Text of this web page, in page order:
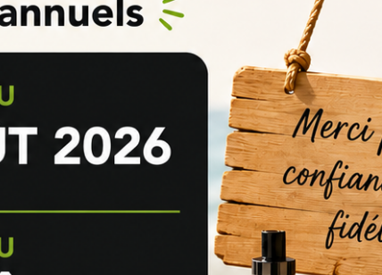
VG format 115 ml
de base pour préparer des e-liquides. Elle peut être mélangée
votre propre e-liquide, il vous suffit de mélanger la base e-
VG format 115 ml
pour les vapoteurs adeptes du DIY. Voici quelques-uns des
personnes allergiques ou sensibles au propylène glycol. Elle
base produit une vapeur dense et épaisse, idéale pour les